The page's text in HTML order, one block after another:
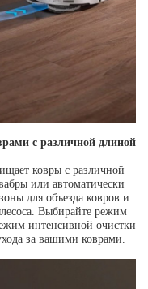
с различной длиной
ковры с различной
или автоматически
для объезда ковров и
Выбирайте режим
интенсивной очистки
за вашими коврами.